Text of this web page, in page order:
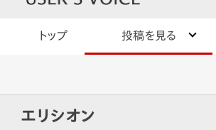
トップ 投稿を見る
エリシオン